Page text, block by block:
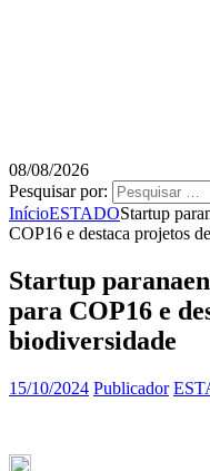
08/08/2026
Pesquisar por:
InícioESTADOStartup
COP16 e destaca projetos
Startup
para COP16 e
biodiversidade
15/10/2024 Publicador